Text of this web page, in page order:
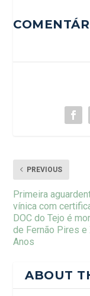
PREVIOUS
Primeira
vínica com
DOC do Tejo é
de Fernão Pires e
Anos
ABOUT